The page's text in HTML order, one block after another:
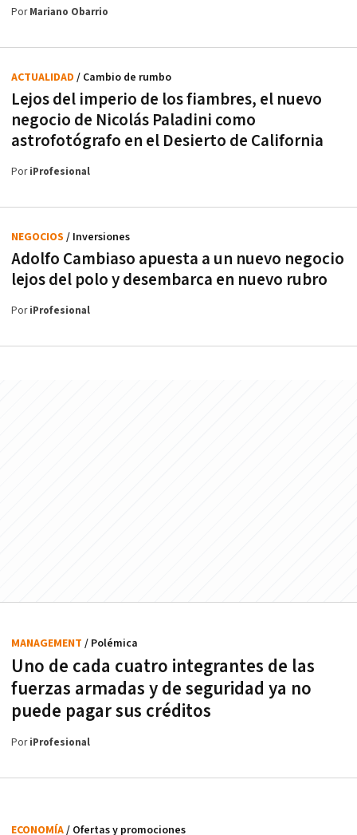
PorMariano Obarrio
Lejos del imperio de los fiambres, el nuevo
negocio de Nicolás Paladini como
astrofotógrafo en el Desierto de California
ACTUALIDAD / Cambio de rumbo
PoriProfesional
Adolfo Cambiaso apuesta a un nuevo negocio
lejos del polo y desembarca en nuevo rubro
NEGOCIOS / Inversiones
PoriProfesional
Uno de cada cuatro integrantes de las
fuerzas armadas y de seguridad ya no
puede pagar sus créditos
MANAGEMENT / Polémica
PoriProfesional
ECONOMÍA/ Ofertas y promociones